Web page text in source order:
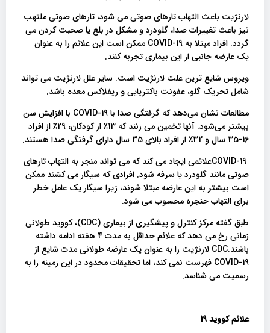
لارنژیت باعث التهاب تارهای صوتی می شود، تارهای صوتی ملتهب
نیز باعث تغییرات صدا، گلودرد و مشکل در بلع یا صحبت کردن می
گردد. افراد مبتلا به COVID-19 ممکن است این علائم را به عنوان
یک عارضه جانبی از این بیماری تجربه کنند.
ویروس شایع ترین علت لارنژیت است. سایر علل لارنژیت می تواند
شامل تحریک گلو، عفونت باکتریایی و ریفلاکس معده باشد.
مطالعات نشان می‌دهد که گرفتگی صدا با COVID-19 با افزایش سن
بیشتر می‌شود. آنها تخمین می زنند که 13٪ از کودکان، 29٪ از افراد
16-35 سال و 32٪ از افراد بالای 35 سال دارای گرفتگی صدا هستند.
COVID-19علائمی ایجاد می کند که می تواند منجر به التهاب تارهای
صوتی مانند گلودرد یا سرفه شود. افرادی که سیگار می کشند ممکن
است بیشتر به این عارضه مبتلا شوند، زیرا سیگار یک عامل خطر
برای التهاب حنجره محسوب می شود.
طبق گفته مرکز کنترل و پیشگیری از بیماری (CDC)، کووید طولانی
زمانی رخ می دهد که علائم حداقل به مدت 4 هفته ادامه داشته
باشند.CDC لارنژیت را به عنوان یک عارضه طولانی مدت شایع از
COVID-19 فهرست نمی کند، اما تحقیقات محدود در این زمینه را به
رسمیت می شناسد.
علائم کووید 19